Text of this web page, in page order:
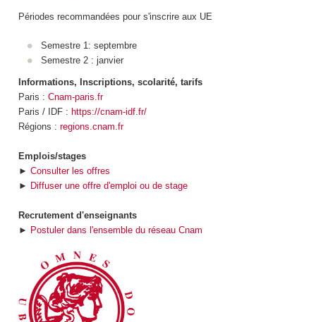
Périodes recommandées pour s'inscrire aux UE
Semestre 1: septembre
Semestre 2 : janvier
Informations, Inscriptions, scolarité, tarifs
Paris : Cnam-paris.fr
Paris / IDF : https://cnam-idf.fr/
Régions : regions.cnam.fr
Emplois/stages
► Consulter les offres
► Diffuser une offre d'emploi ou de stage
Recrutement d'enseignants
► Postuler dans l'ensemble du réseau Cnam